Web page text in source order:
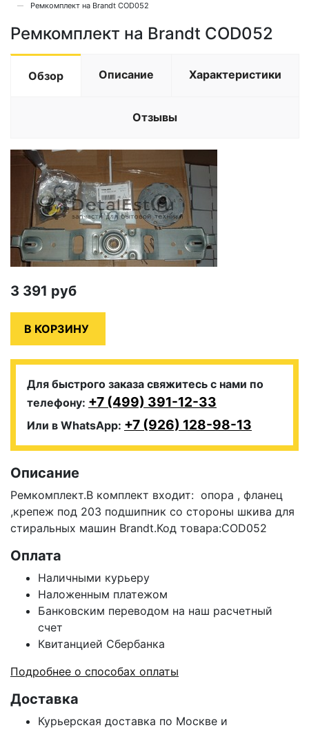
Ремкомплект на Brandt COD052
Ремкомплект на Brandt COD052
Обзор Описание Характеристики
Отзывы
3 391 руб
Для быстрого заказа свяжитесь с нами по
телефону: +7 (499) 391-12-33
Или в WhatsApp: +7 (926) 128-98-13
Описание
Ремкомплект.В комплект входит: опора , фланец
,крепеж под 203 подшипник со стороны шкива для
стиральных машин Brandt.Код товара:COD052
Оплата
Наличными курьеру
Наложенным платежом
Банковским переводом на наш расчетный
счет
Квитанцией Сбербанка
Подробнее о способах оплаты
Доставка
Курьерская доставка по Москве и